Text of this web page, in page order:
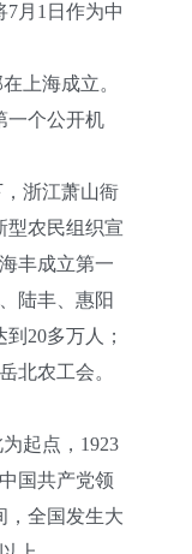
月1日作为中
上海成立。
一个公开机
浙江萧山衙
型农民组织宣
丰成立第一
陆丰、惠阳
20多万人；
北农工会。
起点，1923
国共产党领
，全国发生大